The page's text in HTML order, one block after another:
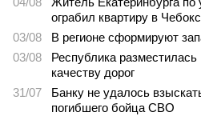
В регионе учреждены
борьбе керешу
В регионе учреждены удостоверения
(фото: wikimedia